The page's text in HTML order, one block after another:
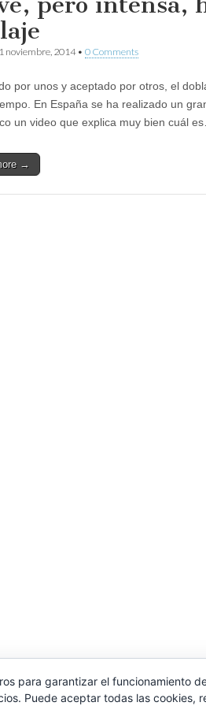
noviembre, 2014• 0 Comments
por unos y aceptado por otros, el
En España se ha realizado un
un video que explica muy bien cuál
→
para garantizar el funcionamiento
Puede aceptar todas las cookies,